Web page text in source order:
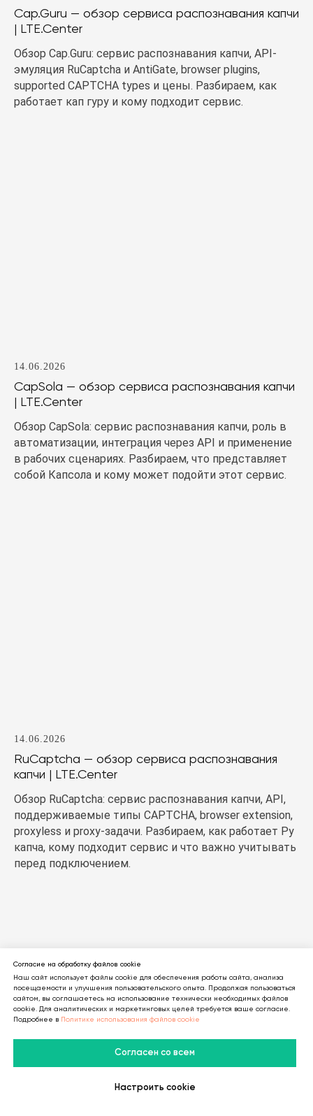
Cap.Guru — обзор сервиса распознавания капчи
| LTE.Center
Обзор Cap.Guru: сервис распознавания капчи, API-
эмуляция RuCaptcha и AntiGate, browser plugins,
supported CAPTCHA types и цены. Разбираем, как
работает кап гуру и кому подходит сервис.
14.06.2026
CapSola — обзор сервиса распознавания капчи
| LTE.Center
Обзор CapSola: сервис распознавания капчи, роль в
автоматизации, интеграция через API и применение
в рабочих сценариях. Разбираем, что представляет
собой Капсола и кому может подойти этот сервис.
14.06.2026
RuCaptcha — обзор сервиса распознавания
капчи | LTE.Center
Обзор RuCaptcha: сервис распознавания капчи, API,
поддерживаемые типы CAPTCHA, browser extension,
proxyless и proxy-задачи. Разбираем, как работает Ру
капча, кому подходит сервис и что важно учитывать
перед подключением.
Согласие на обработку файлов cookie
Наш сайт использует файлы cookie для обеспечения работы сайта, анализа
посещаемости и улучшения пользовательского опыта. Продолжая пользоваться
сайтом, вы соглашаетесь на использование технически необходимых файлов
cookie. Для аналитических и маркетинговых целей требуется ваше согласие.
Подробнее в Политике использования файлов cookie
Согласен со всем
Настроить cookie